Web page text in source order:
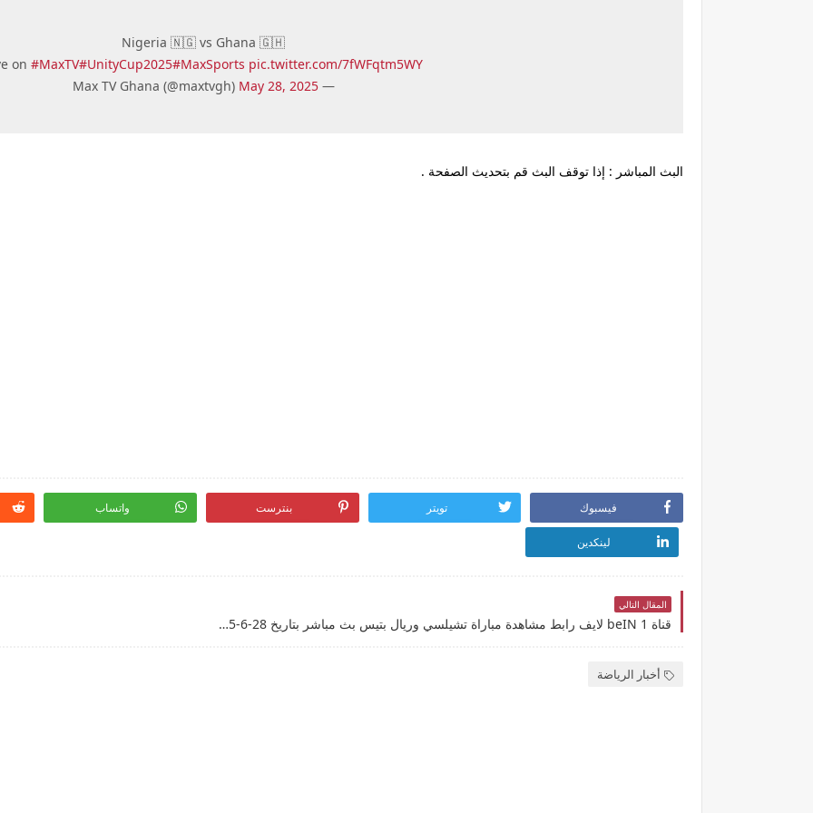
Nigeria 🇳🇬 vs Ghana 🇬🇭
on #MaxTV#UnityCup2025#MaxSports pic.twitter.com/7fWFqtm5WY
— Max TV Ghana (@maxtvgh)
May 28, 2025
البث المباشر : إذا توقف البث قم بتحديث الصفحة .
فيسبوك تويتر بنترست واتساب
لينكدين
المقال التالي
قناة beIN 1 لايف رابط مشاهدة مباراة تشيلسي وريال بتيس بث مباشر بتاريخ 28-6-2025 دوري المؤتمر الأوروبي يوتيوب بدون تقطيع
أخبار الرياضة